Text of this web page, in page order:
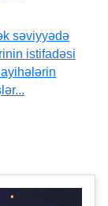
səviyyədə
istifadəsi